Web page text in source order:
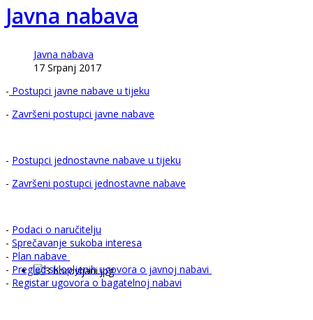
Javna nabava
Javna nabava
17 Srpanj 2017
- Postupci javne nabave u tijeku
- Završeni postupci javne nabave
- Postupci jednostavne nabave u tijeku
- Završeni postupci jednostavne nabave
- Podaci o naručitelju
- Sprečavanje sukoba interesa
- Plan nabave
- Pregled sklopljenih ugovora o javnoj nabavi
- Registar ugovora o bagatelnoj nabavi